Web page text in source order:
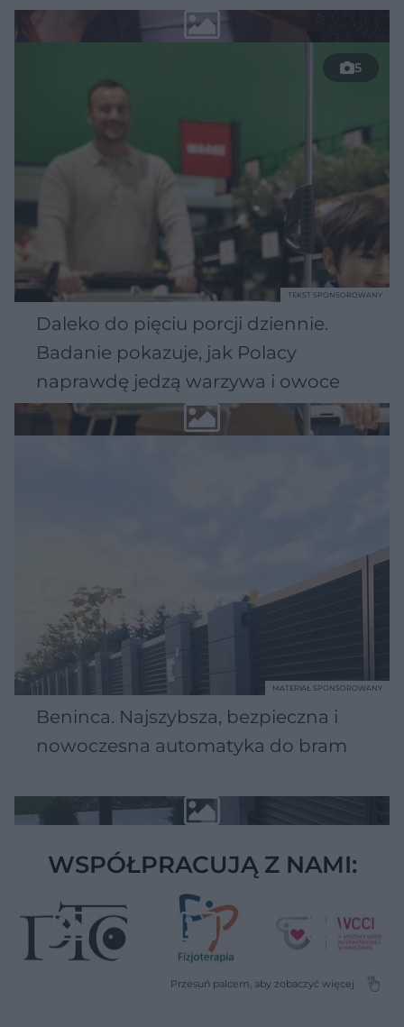
5
Daleko do pięciu porcji dziennie.
Badanie pokazuje, jak Polacy
naprawdę jedzą warzywa i owoce
TEKST SPONSOROWANY
Beninca. Najszybsza, bezpieczna i
nowoczesna automatyka do bram
MATERIAŁ SPONSOROWANY
WSPÓŁPRACUJĄ Z NAMI: